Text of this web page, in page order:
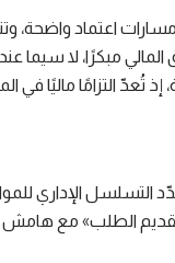
اعتماد واضحة،
مبكرًا، لا سيما
تُعدّ التزامًا ماليًا في
التسلسل الإداري
الطلب» مع